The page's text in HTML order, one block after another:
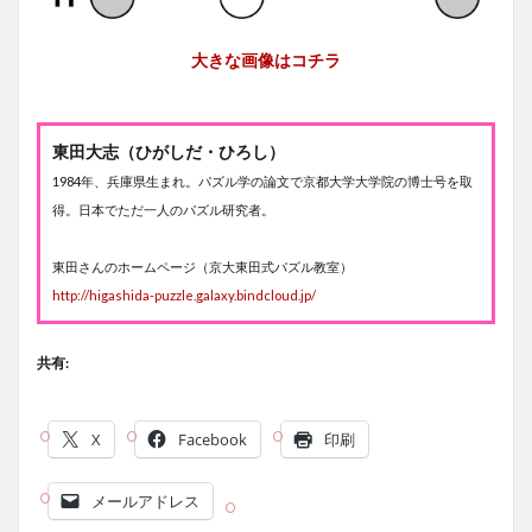
大きな画像はコチラ
東田大志（ひがしだ・ひろし）
1984年、兵庫県生まれ。パズル学の論文で京都大学大学院の博士号を取
得。日本でただ一人のパズル研究者。
東田さんのホームページ（京大東田式パズル教室）
http://higashida-puzzle.galaxy.bindcloud.jp/
共有:
X Facebook 印刷
メールアドレス